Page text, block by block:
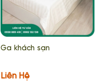
Ga khách sạn
Liên Hệ